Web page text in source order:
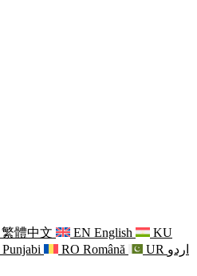
繁體中文 EN English
KU
Punjabi RO Română UR اردو